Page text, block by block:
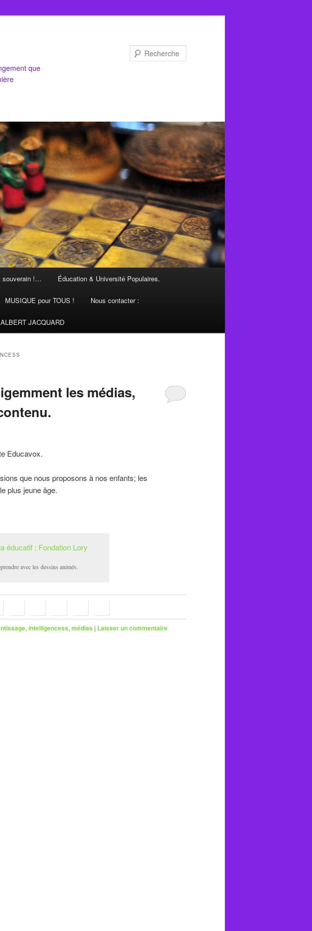
que
souverain !… Éducation & Université Populaires.
MUSIQUE pour TOUS ! Nous contacter :
ALBERT JACQUARD
les médias,
Educavox.
que nous proposons à nos enfants; les
plus jeune âge.
avec les dessins animés.
, intelligencess, médias | Laisser un commentaire